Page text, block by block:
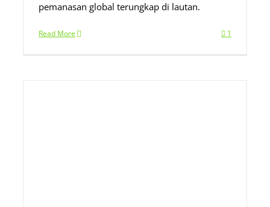
pemanasan global terungkap di lautan.
Read More 1